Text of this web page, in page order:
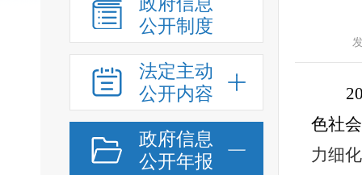
公开制度
法定主动
公开内容
政府信息
公开年报
色社
力细